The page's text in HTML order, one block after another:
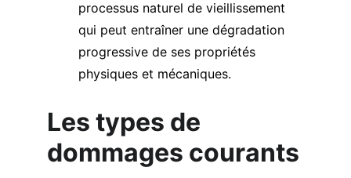
processus naturel de vieillissement
qui peut entraîner une dégradation
progressive de ses propriétés
physiques et mécaniques.
Les types de
dommages courants